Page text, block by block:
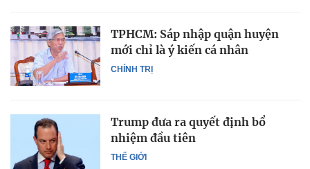
CHÍNH TRỊ
TPHCM: Sáp nhập quận huyện
mới chỉ là ý kiến cá nhân
THẾ GIỚI
Trump đưa ra quyết định bổ
nhiệm đầu tiên